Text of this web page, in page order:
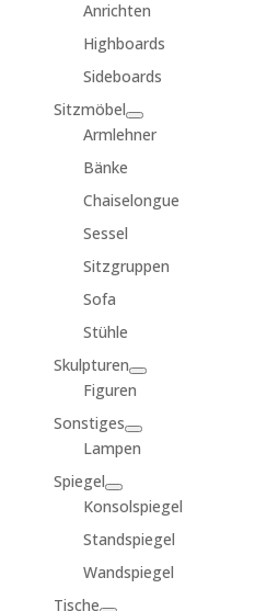
Anrichten
Highboards
Sideboards
Sitzmöbel
Armlehner
Bänke
Chaiselongue
Sessel
Sitzgruppen
Sofa
Stühle
Skulpturen
Figuren
Sonstiges
Lampen
Spiegel
Konsolspiegel
Standspiegel
Wandspiegel
Tische